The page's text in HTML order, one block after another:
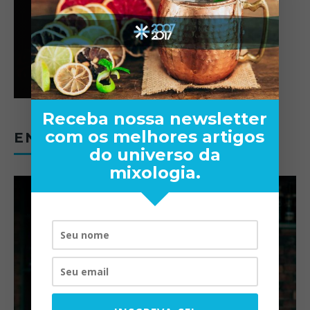
ENTREVISTAS
Receba nossa newsletter
com os melhores artigos
do universo da
mixologia.